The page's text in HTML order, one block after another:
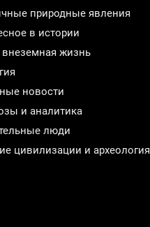
природные явления
в истории
жизнь
новости
и аналитика
люди
цивилизации и археология